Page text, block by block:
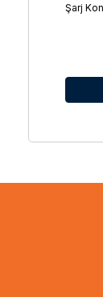
Şarj